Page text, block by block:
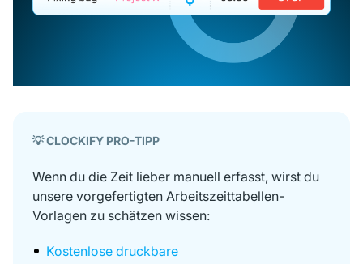
💡 CLOCKIFY PRO-TIPP
Wenn du die Zeit lieber manuell erfasst, wirst du
unsere vorgefertigten Arbeitszeittabellen-
Vorlagen zu schätzen wissen:
Kostenlose druckbare